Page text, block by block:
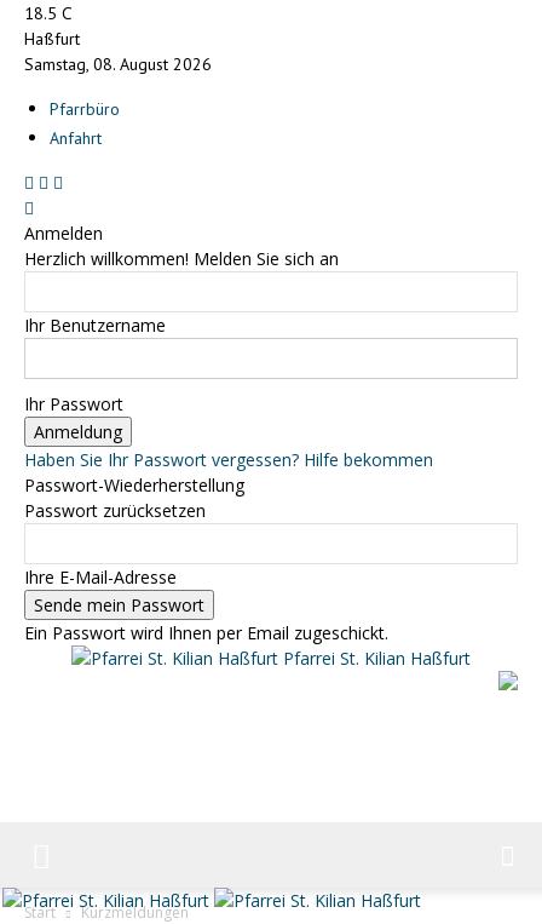
18.5 C
Haßfurt
Samstag, 08. August 2026
Pfarrbüro
Anfahrt
Anmelden
Herzlich willkommen! Melden Sie sich an
Ihr Benutzername
Ihr Passwort
Haben Sie Ihr Passwort vergessen? Hilfe bekommen
Passwort-Wiederherstellung
Passwort zurücksetzen
Ihre E-Mail-Adresse
Ein Passwort wird Ihnen per Email zugeschickt.
Pfarrei St. Kilian Haßfurt
Start Kurzmeldungen